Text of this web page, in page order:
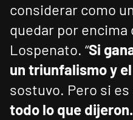
considerar como
quedar por encima
Lospenato. “Si
un triunfalismo y
sostuvo. Pero si es
todo lo que